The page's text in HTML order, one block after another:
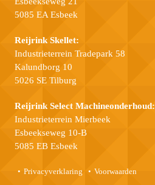
5085 EA Esbeek
Reijrink Skellet:
Industrieterrein Tradepark 58
Kalundborg 10
5026 SE Tilburg
Reijrink Select Machineonderhoud:
Industrieterrein Mierbeek
Esbeekseweg 10-B
5085 EB Esbeek
Privacyverklaring Voorwaarden